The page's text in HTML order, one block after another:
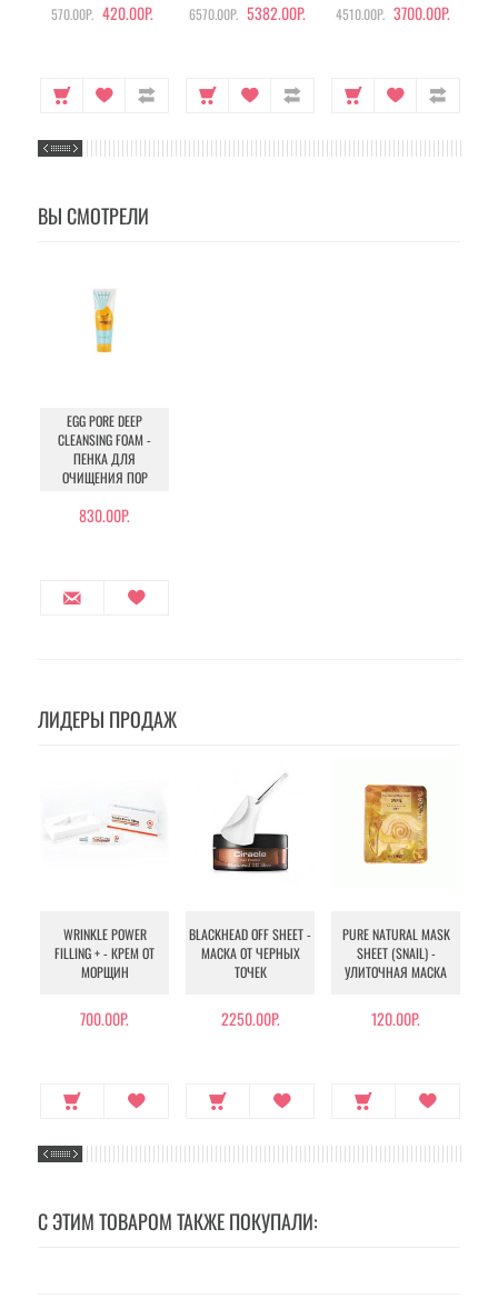
570.00Р. 420.00Р. 6570.00Р. 5382.00Р. 4510.00Р. 3700.00Р.
ВЫ СМОТРЕЛИ
EGG PORE DEEP
CLEANSING FOAM -
ПЕНКА ДЛЯ
ОЧИЩЕНИЯ ПОР
830.00Р.
ЛИДЕРЫ ПРОДАЖ
WRINKLE POWER
FILLING + - КРЕМ ОТ
МОРЩИН
700.00Р.
BLACKHEAD OFF SHEET -
МАСКА ОТ ЧЕРНЫХ
ТОЧЕК
2250.00Р.
PURE NATURAL MASK
SHEET (SNAIL) -
УЛИТОЧНАЯ МАСКА
120.00Р.
С ЭТИМ ТОВАРОМ ТАКЖЕ ПОКУПАЛИ: